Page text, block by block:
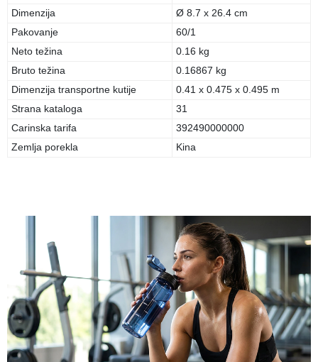
Dimenzija
Ø 8.7 x 26.4 cm
Pakovanje
60/1
Neto težina
0.16 kg
Bruto težina
0.16867 kg
Dimenzija transportne kutije
0.41 x 0.475 x 0.495 m
Strana kataloga
31
Carinska tarifa
392490000000
Zemlja porekla
Kina